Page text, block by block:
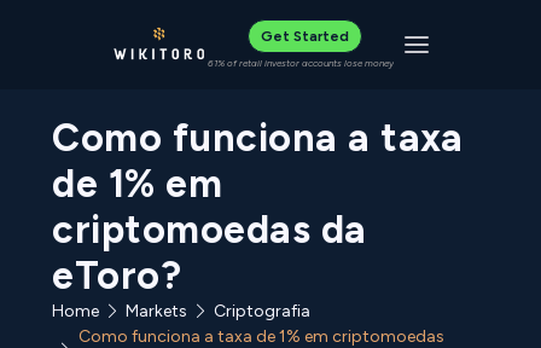
Get Started
61% of retail investor accounts lose money Toggle
Como funciona a taxa
de 1% em
criptomoedas da
eToro?
Home Markets
Criptografia
Como funciona a taxa de 1% em criptomoedas